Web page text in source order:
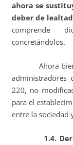
ahora se
deber de lealtad
comprende
concretándolos.
Ahora
administradores
220, no
para el
entre la sociedad
1.4.